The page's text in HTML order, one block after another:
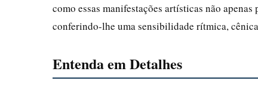
como essas manifestações artísticas não
conferindo-lhe uma sensibilidade rítmica,
Entenda em Detalhes